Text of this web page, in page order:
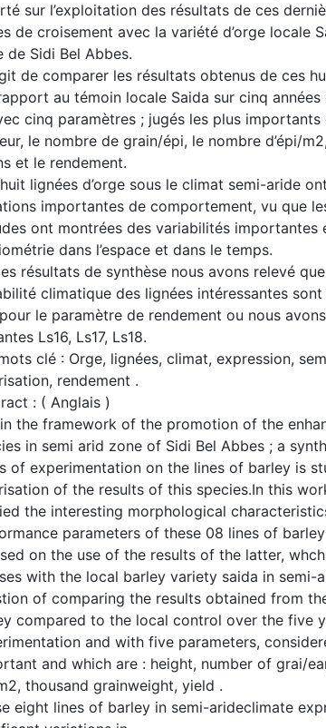
sur l’exploitation des résultats de ces
de croisement avec la variété d’orge locale
de Sidi Bel Abbes.
de comparer les résultats obtenus de ces
au témoin locale Saida sur cinq années
cinq paramètres ; jugés les plus importants
le nombre de grain/épi, le nombre d’épi/
et le rendement.
lignées d’orge sous le climat semi-aride
importantes de comportement, vu que
ont montrées des variabilités importantes
dans l’espace et dans le temps.
résultats de synthèse nous avons relevé
climatique des lignées intéressantes
le paramètre de rendement ou nous
Ls16, Ls17, Ls18.
clé : Orge, lignées, climat, expression,
rendement .
: ( Anglais )
the framework of the promotion of the
in semi arid zone of Sidi Bel Abbes ; a
of experimentation on the lines of barley is
of the results of this species.In this
the interesting morphological
parameters of these 08 lines of
on the use of the results of the latter,
with the local barley variety saida in semi-
of comparing the results obtained from
compared to the local control over the five
and with five parameters,
and which are : height, number of grai/
thousand grainweight, yield .
eight lines of barley in semi-arideclimate